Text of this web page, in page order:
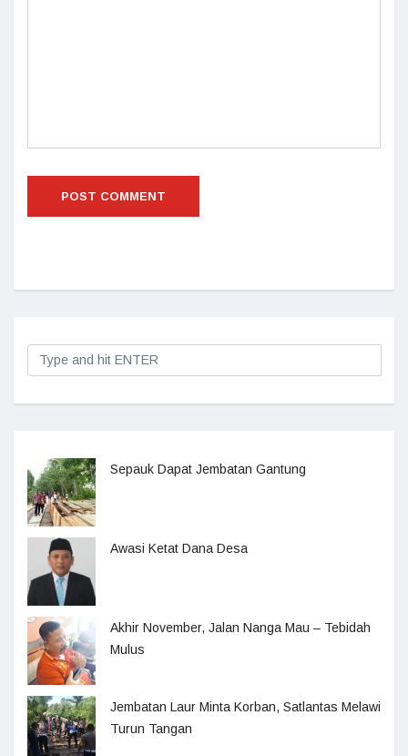
Sepauk Dapat Jembatan Gantung
Awasi Ketat Dana Desa
Akhir November, Jalan Nanga Mau – Tebidah
Mulus
Jembatan Laur Minta Korban, Satlantas Melawi
Turun Tangan